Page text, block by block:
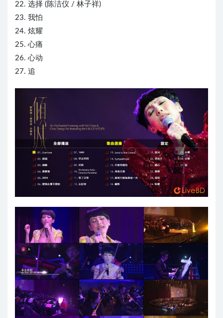
22. 选择 (陈洁仪 / 林子祥)
23. 我怕
24. 炫耀
25. 心痛
26. 心动
27. 追